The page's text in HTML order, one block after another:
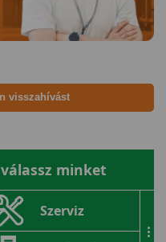
visszahívást
minket
Szerviz
...